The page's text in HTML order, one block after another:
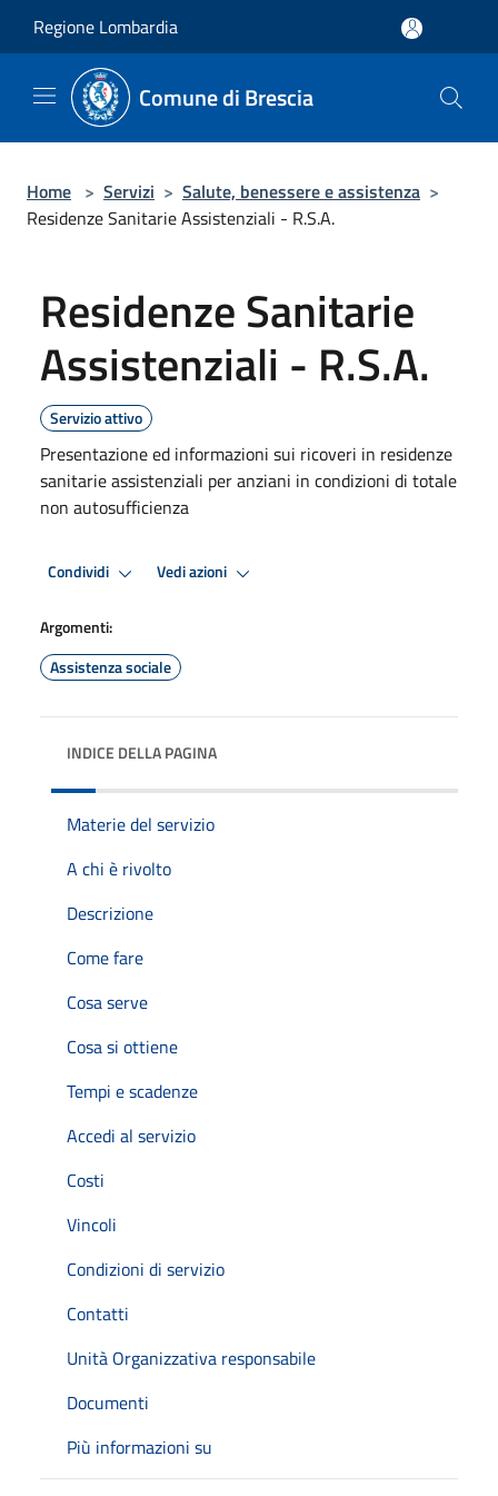
Regione Lombardia
Comune di Brescia
Home > Servizi > Salute, benessere e assistenza >
Residenze Sanitarie Assistenziali - R.S.A.
Residenze Sanitarie
Assistenziali - R.S.A.
Servizio attivo
Presentazione ed informazioni sui ricoveri in residenze
sanitarie assistenziali per anziani in condizioni di totale
non autosufficienza
Condividi Vedi azioni
Argomenti:
Assistenza sociale
INDICE DELLA PAGINA
Materie del servizio
A chi è rivolto
Descrizione
Come fare
Cosa serve
Cosa si ottiene
Tempi e scadenze
Accedi al servizio
Costi
Vincoli
Condizioni di servizio
Contatti
Unità Organizzativa responsabile
Documenti
Più informazioni su